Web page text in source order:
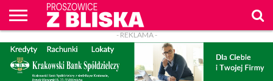
O
NAS
WIADOMOŚCI
ZAPYTAM
WPROST
CENNIK
REKLAM
PROSZOWICE
Z BLISKA
KONTAKT
- REKLAMA -